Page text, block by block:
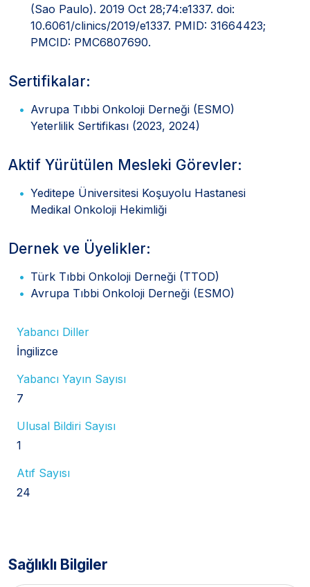
(Sao Paulo). 2019 Oct 28;74:e1337. doi:
10.6061/clinics/2019/e1337. PMID: 31664423;
PMCID: PMC6807690.
Sertifikalar:
Avrupa Tıbbi Onkoloji Derneği (ESMO)
Yeterlilik Sertifikası (2023, 2024)
Aktif Yürütülen Mesleki Görevler:
Yeditepe Üniversitesi Koşuyolu Hastanesi
Medikal Onkoloji Hekimliği
Dernek ve Üyelikler:
Türk Tıbbi Onkoloji Derneği (TTOD)
Avrupa Tıbbi Onkoloji Derneği (ESMO)
Yabancı Diller
İngilizce
Yabancı Yayın Sayısı
7
Ulusal Bildiri Sayısı
1
Atıf Sayısı
24
Sağlıklı Bilgiler